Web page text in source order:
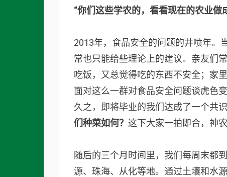
“你们这些学农的，看看现在的农业做
2013年，食品安全的问题的井喷年。
常也只能给些理论上的建议。亲友们
吃饭，又总觉得吃的东西不安全；家
面对这么一群对食品安全问题谈虎色
久之，即将毕业的我们达成了一个共识
们种菜如何？ 这下大家一拍即合，神
随后的三个月时间里，我们每周末都
源、珠海、从化等地。通过土壤和水